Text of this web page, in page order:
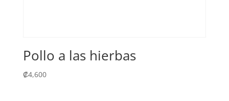
Pollo a las hierbas
₡4,600